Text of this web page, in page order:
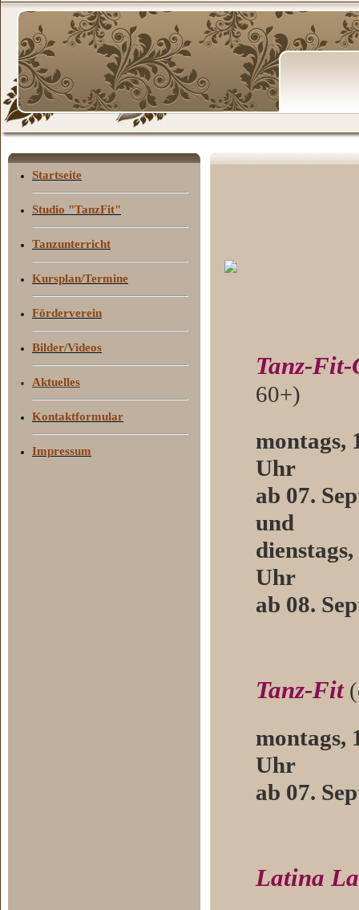
Startseite
Studio "TanzFit"
Tanzunterricht
Kursplan/Termine
Förderverein
Bilder/Videos
Aktuelles
Kontaktformular
Impressum
Tanz-Fit-
60+)
montags,
Uhr
ab 07.
und
Uhr
ab 08.
Tanz-Fit
montags,
Uhr
ab 07.
Latina